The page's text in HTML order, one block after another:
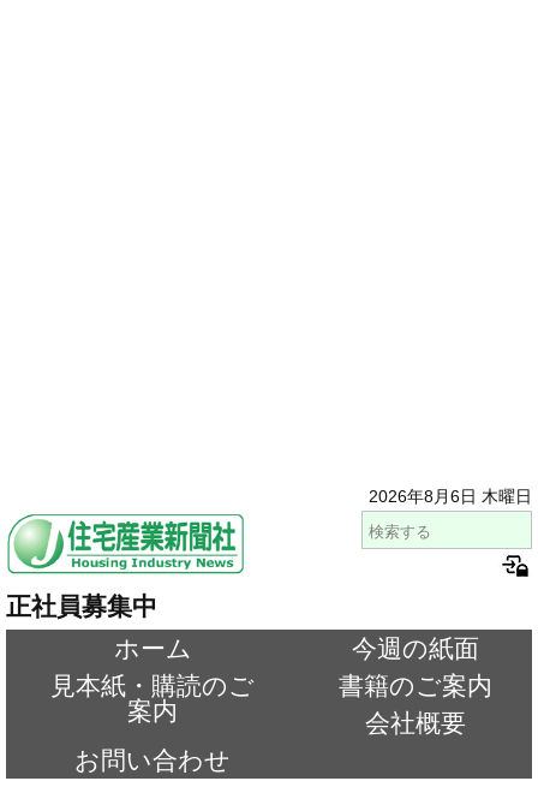
2026年8月6日 木曜日
正社員募集中
ホーム
今週の紙面
見本紙・購読のご
案内
書籍のご案内
会社概要
お問い合わせ